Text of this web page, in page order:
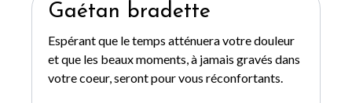
Gaétan bradette
Espérant que le temps atténuera votre douleur
et que les beaux moments, à jamais gravés dans
votre coeur, seront pour vous réconfortants.